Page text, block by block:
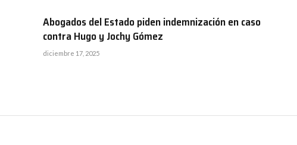
Abogados del Estado piden indemnización en caso
contra Hugo y Jochy Gómez
diciembre 17, 2025